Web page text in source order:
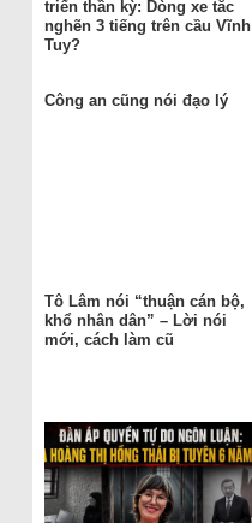
triển thần kỳ: Dòng xe tắc
nghẽn 3 tiếng trên cầu Vĩnh
Tuy?
Công an cũng nói đạo lý
Tô Lâm nói “thuận cán bộ,
khổ nhân dân” – Lời nói
mới, cách làm cũ